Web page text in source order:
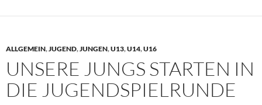
ALLGEMEIN,JUGEND,JUNGEN,U13,U14,U16
UNSERE JUNGS STARTEN IN
DIE JUGENDSPIELRUNDE